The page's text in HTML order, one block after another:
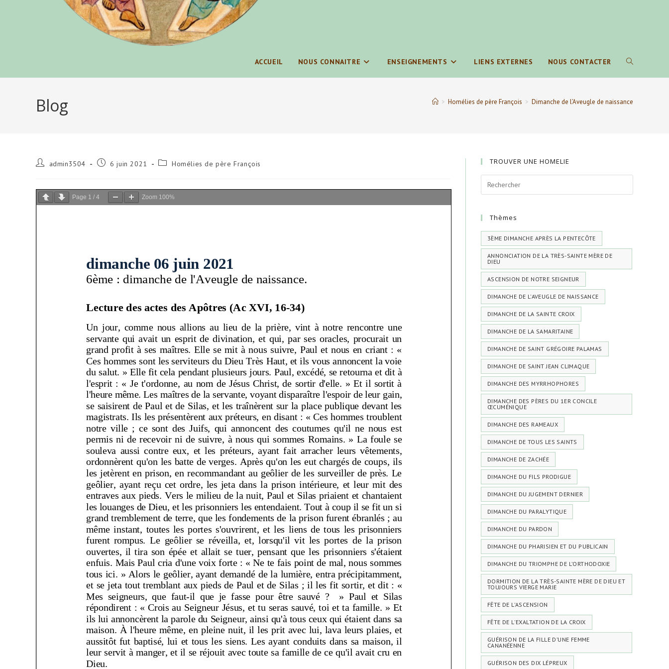
ACCUEIL NOUS CONNAITRE ENSEIGNEMENTS LIENS EXTERNES NOUS CONTACTER TOGGLE
Blog > Homélies de père François > Dimanche de l’Aveugle de naissance
Auteur/autrice
publication :
admin3504
Publication
6 juin 2021
Post Homélies de père François
Page 1 / 4 Zoom 100%
TROUVER UNE HOMELIE
Thèmes
3ÈME DIMANCHE APRÈS LA PENTECÔTE
ANNONCIATION DE LA TRÈS-SAINTE MÈRE DE
DIEU
ASCENSION DE NOTRE SEIGNEUR
DIMANCHE DE L'AVEUGLE DE NAISSANCE
DIMANCHE DE LA SAINTE CROIX
DIMANCHE DE LA SAMARITAINE
DIMANCHE DE SAINT GRÉGOIRE PALAMAS
DIMANCHE DE SAINT JEAN CLIMAQUE
DIMANCHE DES MYRRHOPHORES
DIMANCHE DES PÈRES DU 1ER CONCILE
ŒCUMÉNIQUE
DIMANCHE DES RAMEAUX
DIMANCHE DE TOUS LES SAINTS
DIMANCHE DE ZACHÉE
DIMANCHE DU FILS PRODIGUE
DIMANCHE DU JUGEMENT DERNIER
DIMANCHE DU PARALYTIQUE
DIMANCHE DU PARDON
DIMANCHE DU PHARISIEN ET DU PUBLICAIN
DIMANCHE DU TRIOMPHE DE L’ORTHODOXIE
DORMITION DE LA TRÈS-SAINTE MÈRE DE DIEU ET
TOUJOURS VIERGE MARIE
FÊTE DE L'ASCENSION
FÊTE DE L'EXALTATION DE LA CROIX
GUÉRISON DE LA FILLE D’UNE FEMME
CANANÉENNE
GUÉRISON DES DIX LÉPREUX